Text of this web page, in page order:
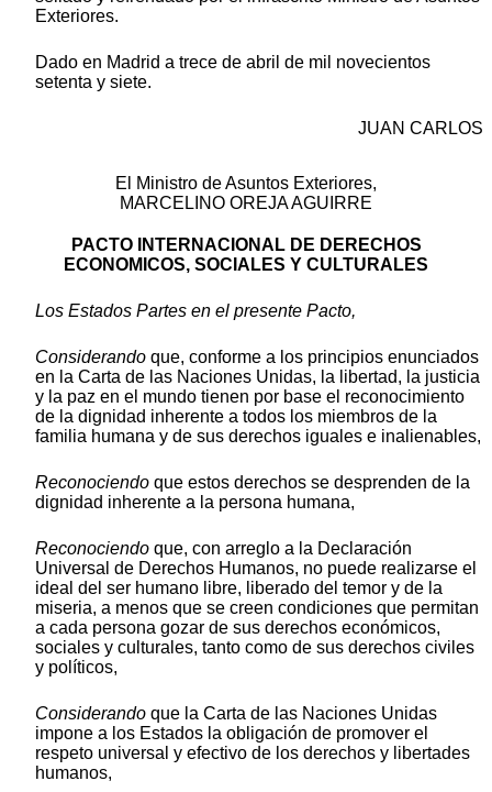
Exteriores.
Dado en Madrid a trece de abril de mil novecientos
setenta y siete.
JUAN CARLOS
El Ministro de Asuntos Exteriores,
MARCELINO OREJA AGUIRRE
PACTO INTERNACIONAL DE DERECHOS
ECONOMICOS, SOCIALES Y CULTURALES
Los Estados Partes en el presente Pacto,
Considerando que, conforme a los principios enunciados
en la Carta de las Naciones Unidas, la libertad, la justicia
y la paz en el mundo tienen por base el reconocimiento
de la dignidad inherente a todos los miembros de la
familia humana y de sus derechos iguales e inalienables,
Reconociendo que estos derechos se desprenden de la
dignidad inherente a la persona humana,
Reconociendo que, con arreglo a la Declaración
Universal de Derechos Humanos, no puede realizarse el
ideal del ser humano libre, liberado del temor y de la
miseria, a menos que se creen condiciones que permitan
a cada persona gozar de sus derechos económicos,
sociales y culturales, tanto como de sus derechos civiles
y políticos,
Considerando que la Carta de las Naciones Unidas
impone a los Estados la obligación de promover el
respeto universal y efectivo de los derechos y libertades
humanos,